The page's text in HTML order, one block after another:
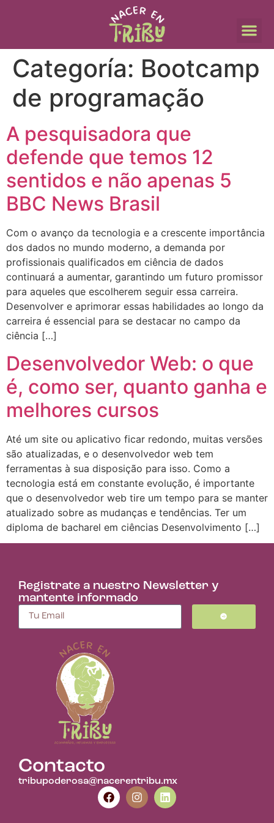
Categoría: Bootcamp
de programação
A pesquisadora que
defende que temos 12
sentidos e não apenas 5
BBC News Brasil
Com o avanço da tecnologia e a crescente importância
dos dados no mundo moderno, a demanda por
profissionais qualificados em ciência de dados
continuará a aumentar, garantindo um futuro promissor
para aqueles que escolherem seguir essa carreira.
Desenvolver e aprimorar essas habilidades ao longo da
carreira é essencial para se destacar no campo da
ciência […]
Desenvolvedor Web: o que
é, como ser, quanto ganha e
melhores cursos
Até um site ou aplicativo ficar redondo, muitas versões
são atualizadas, e o desenvolvedor web tem
ferramentas à sua disposição para isso. Como a
tecnologia está em constante evolução, é importante
que o desenvolvedor web tire um tempo para se manter
atualizado sobre as mudanças e tendências. Ter um
diploma de bacharel em ciências Desenvolvimento […]
Registrate a nuestro Newsletter y
mantente informado
Contacto
tribupoderosa@nacerentribu.mx